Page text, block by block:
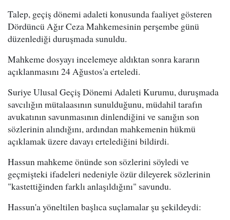
Talep, geçiş dönemi adaleti konusunda faaliyet gösteren
Dördüncü Ağır Ceza Mahkemesinin perşembe günü
düzenlediği duruşmada sunuldu.
Mahkeme dosyayı incelemeye aldıktan sonra kararın
açıklanmasını 24 Ağustos'a erteledi.
Suriye Ulusal Geçiş Dönemi Adaleti Kurumu, duruşmada
savcılığın mütalaasının sunulduğunu, müdahil tarafın
avukatının savunmasının dinlendiğini ve sanığın son
sözlerinin alındığını, ardından mahkemenin hükmü
açıklamak üzere davayı ertelediğini bildirdi.
Hassun mahkeme önünde son sözlerini söyledi ve
geçmişteki ifadeleri nedeniyle özür dileyerek sözlerinin
"kastettiğinden farklı anlaşıldığını" savundu.
Hassun'a yöneltilen başlıca suçlamalar şu şekildeydi: